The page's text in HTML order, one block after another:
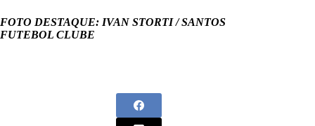
FOTO DESTAQUE: IVAN STORTI / SANTOS
FUTEBOL CLUBE